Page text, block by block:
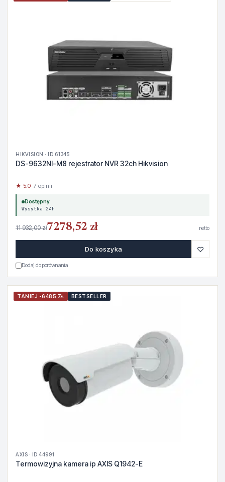
HIKVISION · ID 61345
DS-9632NI-M8 rejestrator NVR 32ch Hikvision
★ 5.0· 7 opinii
Dostępny
Wysyłka 24h
11 932,00 zł7278,52 zł netto
Do koszyka ♡
Dodaj do porównania
TANIEJ -6485 ZŁ BESTSELLER
AXIS · ID 44991
Termowizyjna kamera ip AXIS Q1942-E